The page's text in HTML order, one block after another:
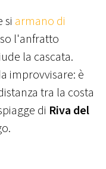
si armano di
l'anfratto
la cascata.
improvvisare: è
tra la costa
di Riva del